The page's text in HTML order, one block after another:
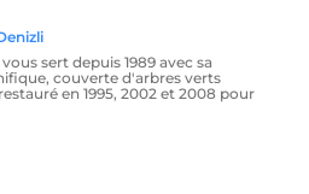
sert depuis 1989 avec sa
couverte d'arbres verts
en 1995, 2002 et 2008 pour